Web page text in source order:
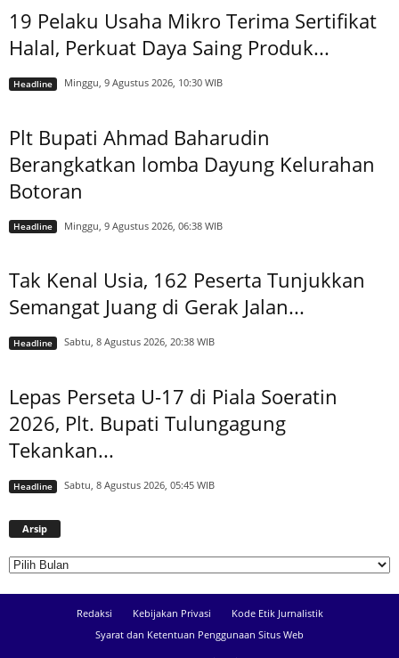
19 Pelaku Usaha Mikro Terima Sertifikat
Halal, Perkuat Daya Saing Produk...
Headline Minggu, 9 Agustus 2026, 10:30 WIB
Plt Bupati Ahmad Baharudin
Berangkatkan lomba Dayung Kelurahan
Botoran
Headline Minggu, 9 Agustus 2026, 06:38 WIB
Tak Kenal Usia, 162 Peserta Tunjukkan
Semangat Juang di Gerak Jalan...
Headline Sabtu, 8 Agustus 2026, 20:38 WIB
Lepas Perseta U-17 di Piala Soeratin
2026, Plt. Bupati Tulungagung
Tekankan...
Headline Sabtu, 8 Agustus 2026, 05:45 WIB
Arsip
Redaksi Kebijakan Privasi
Kode Etik Jurnalistik
Syarat dan Ketentuan Penggunaan Situs Web